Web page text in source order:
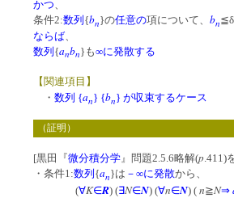
かつ
条件2:数列 {bn}の任意の項について、 bn
ならば
数列{anbn}も∞に発散する
【関連項目】
・ 数列 {an} {bn} が収束するケース
（証明）
[黒田『微分積分学 』問題2.5.6略解(p .411)
・条件1:数列 {an}は －∞に発散から、
(∀K∈R) (∃N∈N) (∀n∈N) ( n≧N⇒